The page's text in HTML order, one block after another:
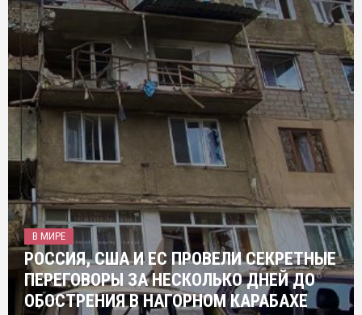
В МИРЕ
РОССИЯ, США И ЕС ПРОВЕЛИ СЕКРЕТНЫЕ
ПЕРЕГОВОРЫ ЗА НЕСКОЛЬКО ДНЕЙ ДО
ОБОСТРЕНИЯ В НАГОРНОМ КАРАБАХЕ